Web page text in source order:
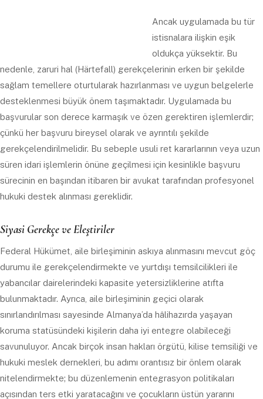
Ancak uygulamada bu tür
istisnalara ilişkin eşik
oldukça yüksektir. Bu
nedenle, zaruri hal (Härtefall) gerekçelerinin erken bir şekilde
sağlam temellere oturtularak hazırlanması ve uygun belgelerle
desteklenmesi büyük önem taşımaktadır. Uygulamada bu
başvurular son derece karmaşık ve özen gerektiren işlemlerdir;
çünkü her başvuru bireysel olarak ve ayrıntılı şekilde
gerekçelendirilmelidir. Bu sebeple usuli ret kararlarının veya uzun
süren idari işlemlerin önüne geçilmesi için kesinlikle başvuru
sürecinin en başından itibaren bir avukat tarafından profesyonel
hukuki destek alınması gereklidir.
Siyasi Gerekçe ve Eleştiriler
Federal Hükümet, aile birleşiminin askıya alınmasını mevcut göç
durumu ile gerekçelendirmekte ve yurtdışı temsilcilikleri ile
yabancılar dairelerindeki kapasite yetersizliklerine atıfta
bulunmaktadır. Ayrıca, aile birleşiminin geçici olarak
sınırlandırılması sayesinde Almanya’da hâlihazırda yaşayan
koruma statüsündeki kişilerin daha iyi entegre olabileceği
savunuluyor. Ancak birçok insan hakları örgütü, kilise temsiliği ve
hukuki meslek dernekleri, bu adımı orantısız bir önlem olarak
nitelendirmekte; bu düzenlemenin entegrasyon politikaları
açısından ters etki yaratacağını ve çocukların üstün yararını